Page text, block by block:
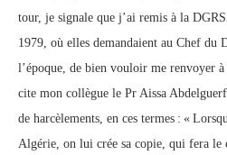
tour, je signale que j’ai remis à la
1979, où elles demandaient au Chef du
l’époque, de bien vouloir me renvoyer
cite mon collègue le Pr Aissa
de harcèlements, en ces termes : «
Algérie, on lui crée sa copie, qui fera le